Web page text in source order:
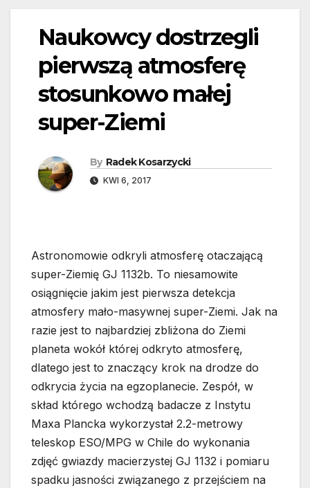
Naukowcy dostrzegli
pierwszą atmosferę
stosunkowo małej
super-Ziemi
By Radek Kosarzycki
KWI 6, 2017
Astronomowie odkryli atmosferę otaczającą
super-Ziemię GJ 1132b. To niesamowite
osiągnięcie jakim jest pierwsza detekcja
atmosfery mało-masywnej super-Ziemi. Jak na
razie jest to najbardziej zbliżona do Ziemi
planeta wokół której odkryto atmosferę,
dlatego jest to znaczący krok na drodze do
odkrycia życia na egzoplanecie. Zespół, w
skład którego wchodzą badacze z Instytu
Maxa Plancka wykorzystał 2.2-metrowy
teleskop ESO/MPG w Chile do wykonania
zdjęć gwiazdy macierzystej GJ 1132 i pomiaru
spadku jasności związanego z przejściem na